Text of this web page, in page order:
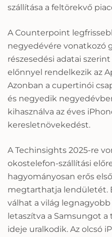
szállítása a feltörekvő
A Counterpoint
negyedévére vonatkozó
részesedési adatai
előnnyel rendelkezik az
Azonban a cupertinói
és negyedik
kihasználva az éves
keresletnövekedést.
A Techinsights 2025-re
okostelefon-szállítási
hagyományosan erős
megtarthatja lendületét.
válhat a világ
letaszítva a Samsungot
ideje uralkodik. Az olcsó